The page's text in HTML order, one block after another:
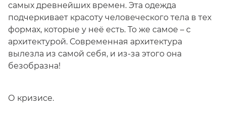
самых древнейших времен. Эта одежда
подчеркивает красоту человеческого тела в тех
формах, которые у неё есть. То же самое – с
архитектурой. Современная архитектура
вылезла из самой себя, и из-за этого она
безобразна!
О кризисе.